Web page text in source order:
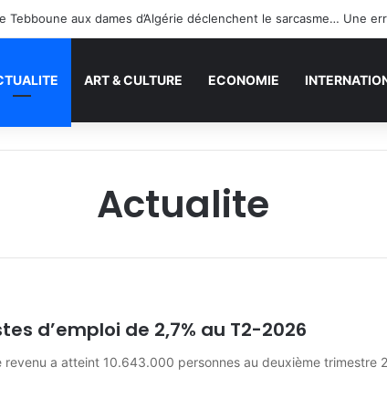
ART & CULTURE ECONOMIE
Actualite
d’emploi de 2,7% au T2-2026
revenu a atteint 10.643.000 personnes au deuxième trimestre